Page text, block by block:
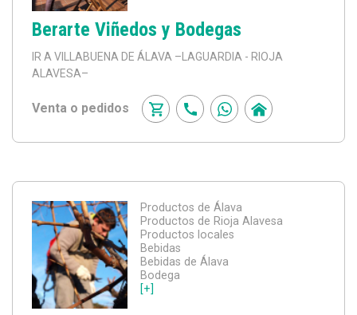
Berarte Viñedos y Bodegas
IR A VILLABUENA DE ÁLAVA –LAGUARDIA - RIOJA
ALAVESA–
Venta o pedidos
Productos de Álava
Productos de Rioja Alavesa
Productos locales
Bebidas
Bebidas de Álava
Bodega
[+]